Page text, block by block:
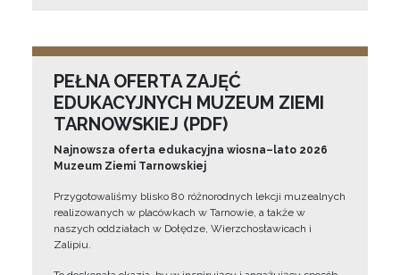
PEŁNA OFERTA ZAJĘĆ
EDUKACYJNYCH MUZEUM ZIEMI
TARNOWSKIEJ (PDF)
Najnowsza oferta edukacyjna wiosna–lato 2026
Muzeum Ziemi Tarnowskiej
Przygotowaliśmy blisko 80 różnorodnych lekcji muzealnych
realizowanych w placówkach w Tarnowie, a także w
naszych oddziałach w Dołędze, Wierzchosławicach i
Zalipiu.